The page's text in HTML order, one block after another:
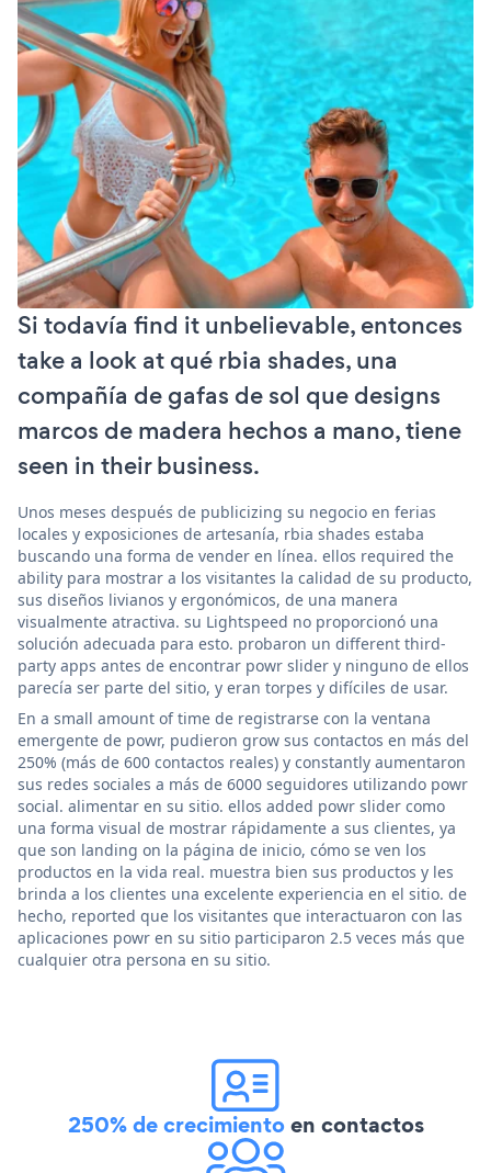
Si todavía find it unbelievable, entonces
take a look at qué rbia shades, una
compañía de gafas de sol que designs
marcos de madera hechos a mano, tiene
seen in their business.
Unos meses después de publicizing su negocio en ferias
locales y exposiciones de artesanía, rbia shades estaba
buscando una forma de vender en línea. ellos required the
ability para mostrar a los visitantes la calidad de su producto,
sus diseños livianos y ergonómicos, de una manera
visualmente atractiva. su Lightspeed no proporcionó una
solución adecuada para esto. probaron un different third-
party apps antes de encontrar powr slider y ninguno de ellos
parecía ser parte del sitio, y eran torpes y difíciles de usar.
En a small amount of time de registrarse con la ventana
emergente de powr, pudieron grow sus contactos en más del
250% (más de 600 contactos reales) y constantly aumentaron
sus redes sociales a más de 6000 seguidores utilizando powr
social. alimentar en su sitio. ellos added powr slider como
una forma visual de mostrar rápidamente a sus clientes, ya
que son landing on la página de inicio, cómo se ven los
productos en la vida real. muestra bien sus productos y les
brinda a los clientes una excelente experiencia en el sitio. de
hecho, reported que los visitantes que interactuaron con las
aplicaciones powr en su sitio participaron 2.5 veces más que
cualquier otra persona en su sitio.
250% de crecimientoen contactos